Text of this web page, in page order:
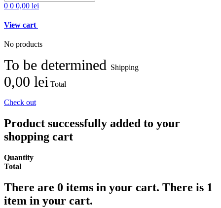
0 0 0,00 lei
View cart
No products
To be determined Shipping
0,00 lei Total
Check out
Product successfully added to your
shopping cart
Quantity
Total
There are 0 items in your cart. There is 1
item in your cart.